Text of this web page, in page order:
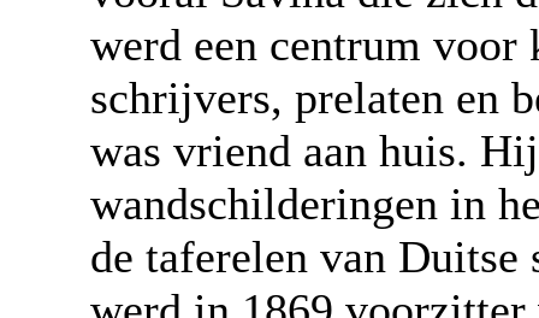
werd een centrum voor
schrijvers, prelaten en
was vriend aan huis.
wandschilderingen in
de taferelen van